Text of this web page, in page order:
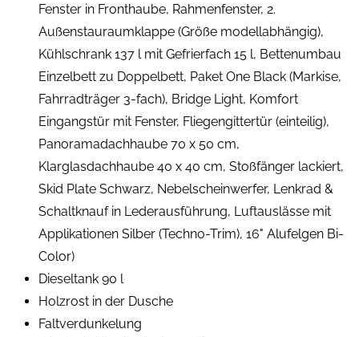
Fenster in Fronthaube, Rahmenfenster, 2.
Außenstauraumklappe (Größe modellabhängig),
Kühlschrank 137 l mit Gefrierfach 15 l, Bettenumbau
Einzelbett zu Doppelbett, Paket One Black (Markise,
Fahrradträger 3-fach), Bridge Light, Komfort
Eingangstür mit Fenster, Fliegengittertür (einteilig),
Panoramadachhaube 70 x 50 cm,
Klarglasdachhaube 40 x 40 cm, Stoßfänger lackiert,
Skid Plate Schwarz, Nebelscheinwerfer, Lenkrad &
Schaltknauf in Lederausführung, Luftauslässe mit
Applikationen Silber (Techno-Trim), 16" Alufelgen Bi-
Color)
Dieseltank 90 l
Holzrost in der Dusche
Faltverdunkelung